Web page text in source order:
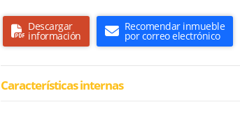
Descargar
información
Recomendar inmueble
por correo electrónico
Características internas